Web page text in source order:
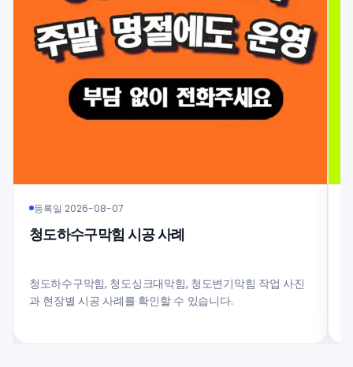
청도하수구막힘 시공 사례
등록일 2026-08-07
청도하수구막힘, 청도싱크대막힘, 청도변기막힘 작업 사진
과 현장별 시공 사례를 확인할 수 있습니다.